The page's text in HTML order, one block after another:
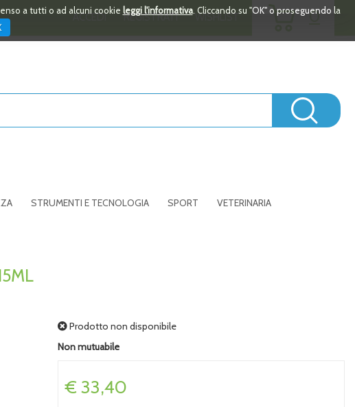
a tutti o ad alcuni cookie leggi l'informativa. Cliccando su "OK" o proseguendo la
ACCEDI REGISTRATI WISHLIST 0
ARTICOLI
STRUMENTI E TECNOLOGIA SPORT VETERINARIA
Prodotto non disponibile
Non mutuabile
Prezzo
€ 33,40